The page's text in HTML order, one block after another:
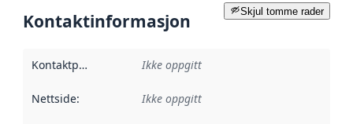
Skjul tomme rader
Kontaktinformasjon
Kontaktpunkt Ikke oppgitt
Nettside: Ikke oppgitt